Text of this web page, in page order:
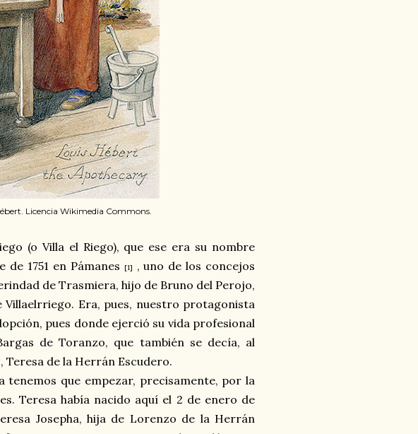
Licencia Wikimedia Commons.
(o Villa el Riego), que ese era su nombre
1751 en Pámanes [1]
, uno de los concejos
de Trasmiera, hijo de Bruno del Perojo,
Era, pues, nuestro protagonista
pues donde ejerció su vida profesional
de Toranzo, que también se decía, al
Teresa de la Herrán Escudero.
que empezar, precisamente, por la
Teresa había nacido aquí el 2 de enero de
Josepha, hija de Lorenzo de la Herrán